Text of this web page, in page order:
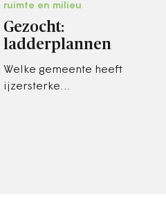
ruimte en milieu
Gezocht:
ladderplannen
Welke gemeente heeft
ijzersterke